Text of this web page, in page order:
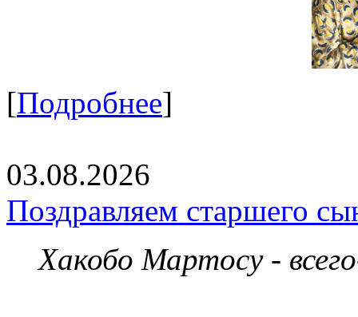
[Подробнее]
03.08.2026
Поздравляем старшего
Хакобо Мартосу -